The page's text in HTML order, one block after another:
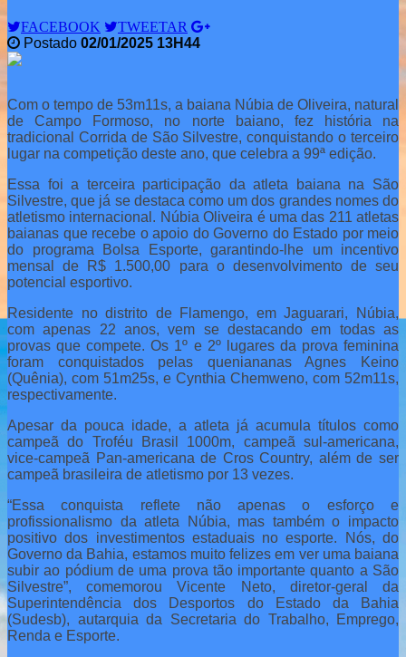
FACEBOOK
TWEETAR
Postado 02/01/2025 13H44
Com o tempo de 53m11s, a baiana Núbia de Oliveira, natural
de Campo Formoso, no norte baiano, fez história na
tradicional Corrida de São Silvestre, conquistando o terceiro
lugar na competição deste ano, que celebra a 99ª edição.
Essa foi a terceira participação da atleta baiana na São
Silvestre, que já se destaca como um dos grandes nomes do
atletismo internacional. Núbia Oliveira é uma das 211 atletas
baianas que recebe o apoio do Governo do Estado por meio
do programa Bolsa Esporte, garantindo-lhe um incentivo
mensal de R$ 1.500,00 para o desenvolvimento de seu
potencial esportivo.
Residente no distrito de Flamengo, em Jaguarari, Núbia,
com apenas 22 anos, vem se destacando em todas as
provas que compete. Os 1º e 2º lugares da prova feminina
foram conquistados pelas queniananas Agnes Keino
(Quênia), com 51m25s, e Cynthia Chemweno, com 52m11s,
respectivamente.
Apesar da pouca idade, a atleta já acumula títulos como
campeã do Troféu Brasil 1000m, campeã sul-americana,
vice-campeã Pan-americana de Cros Country, além de ser
campeã brasileira de atletismo por 13 vezes.
“Essa conquista reflete não apenas o esforço e
profissionalismo da atleta Núbia, mas também o impacto
positivo dos investimentos estaduais no esporte. Nós, do
Governo da Bahia, estamos muito felizes em ver uma baiana
subir ao pódium de uma prova tão importante quanto a São
Silvestre”, comemorou Vicente Neto, diretor-geral da
Superintendência dos Desportos do Estado da Bahia
(Sudesb), autarquia da Secretaria do Trabalho, Emprego,
Renda e Esporte.